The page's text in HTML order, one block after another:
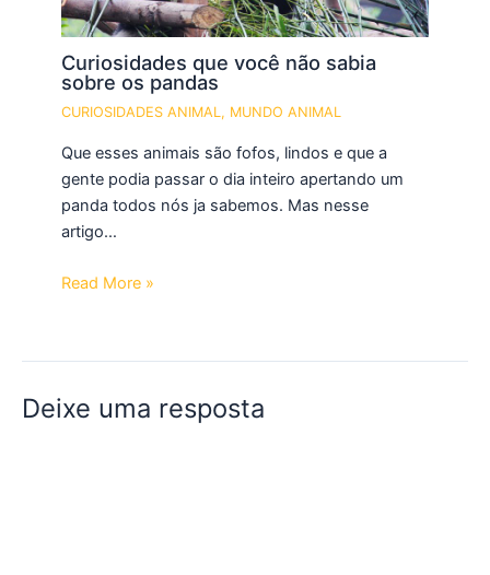
Curiosidades que você não sabia
sobre os pandas
CURIOSIDADES ANIMAL, MUNDO ANIMAL
Que esses animais são fofos, lindos e que a
gente podia passar o dia inteiro apertando um
panda todos nós ja sabemos. Mas nesse
artigo…
Read More »
Deixe uma resposta